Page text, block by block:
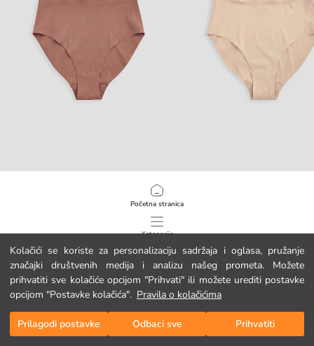
Kolačići se koriste za personalizaciju sadržaja i oglasa, pružanje
značajki društvenih medija i analizu našeg prometa. Možete
prihvatiti sve kolačiće opcijom "Prihvati" ili možete urediti postavke
opcijom "Postavke kolačića". Pravila o kolačićima
Prilagodi postavke Odbaci sve Prihvatiti
Početna stranica
Kategorije
Moja košarica
5.95 EUR